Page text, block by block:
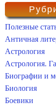
Полезные
Античная
Астрология
Астрология.
Биографии и
Биология
Боевики